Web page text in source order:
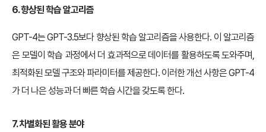
6. 향상된 학습 알고리즘
GPT-4는 GPT-3.5보다 향상된 학습 알고리즘을 사용한다. 이 알고리즘
은 모델이 학습 과정에서 더 효과적으로 데이터를 활용하도록 도와주며,
최적화된 모델 구조와 파라미터를 제공한다. 이러한 개선 사항은 GPT-4
가 더 나은 성능과 더 빠른 학습 시간을 갖도록 한다.
7. 차별화된 활용 분야